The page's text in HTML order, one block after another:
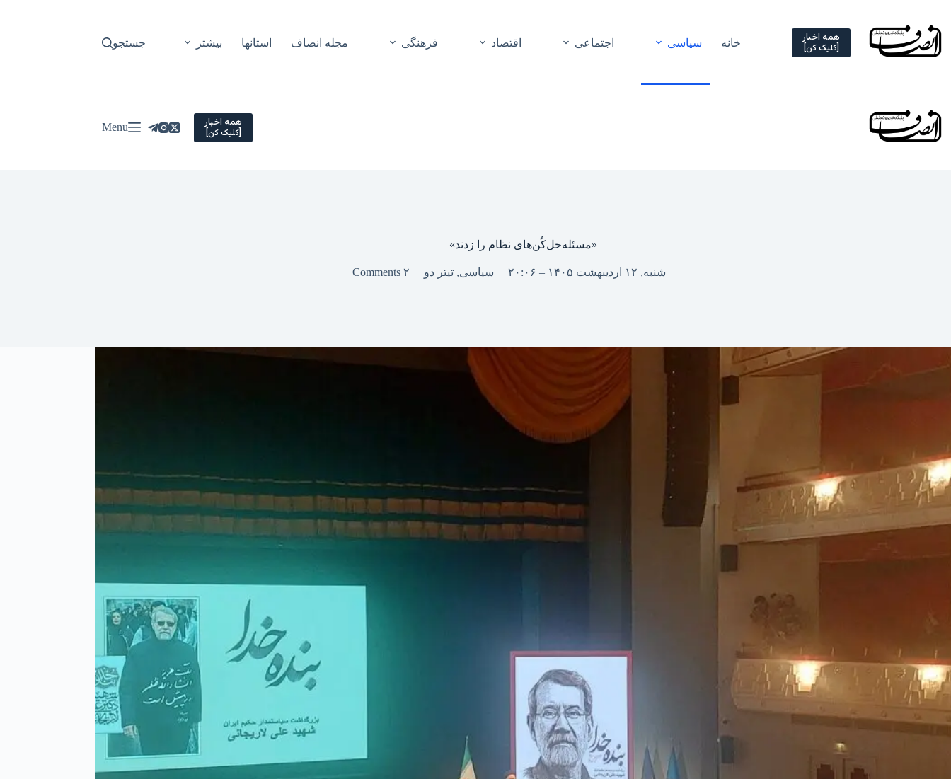
content
همه اخبار
[کلیک کن] خانه سیاسی اجتماعی اقتصاد فرهنگی مجله انصاف استانها بیشتر جستجو
همه اخبار
[کلیک کن] Menu
«مسئله‌حل‌کُن‌های نظام را زدند»
شنبه, ۱۲ اردیبهشت ۱۴۰۵ – ۲۰:۰۶ سیاسی,تیتر دو ۲ Comments